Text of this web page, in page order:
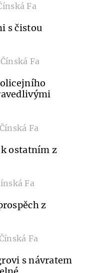
Fa
s čistou
Fa
Fa
ostatním z
Fa
z
Fa
s návratem